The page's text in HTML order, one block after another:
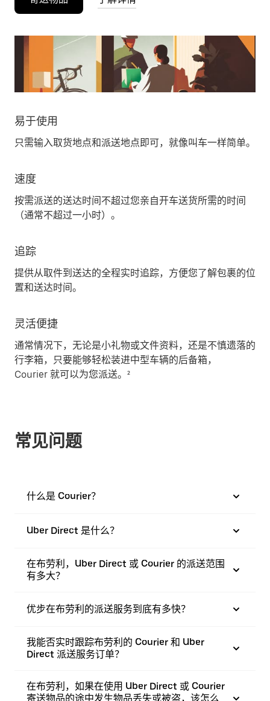
易于使用
只需输入取货地点和派送地点即可，就像叫车一样简单。
速度
按需派送的送达时间不超过您亲自开车送货所需的时间
（通常不超过一小时）。
追踪
提供从取件到送达的全程实时追踪，方便您了解包裹的位
置和送达时间。
灵活便捷
通常情况下，无论是小礼物或文件资料，还是不慎遗落的
行李箱，只要能够轻松装进中型车辆的后备箱，
Courier 就可以为您派送。²
常见问题
什么是 Courier？
Uber Direct 是什么？
在布劳利，Uber Direct 或 Courier 的派送范围
有多大？
优步在布劳利的派送服务到底有多快？
我能否实时跟踪布劳利的 Courier 和 Uber
Direct 派送服务订单？
在布劳利，如果在使用 Uber Direct 或 Courier
寄送物品的途中发生物品丢失或被盗，该怎么